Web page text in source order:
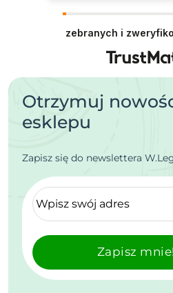
zebranych i
Otrzymuj
esklepu
Zapisz się do newslettera
Zapisz mnie!